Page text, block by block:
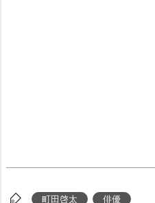
町田啓太 俳優